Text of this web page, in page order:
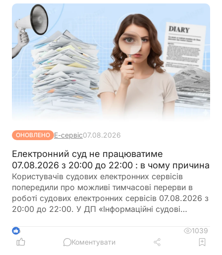
ОНОВЛЕНО Е-сервіс07.08.2026
Електронний суд не працюватиме
07.08.2026 з 20:00 до 22:00 : в чому причина
Користувачів судових електронних сервісів
попередили про можливі тимчасові перерви в
роботі судових електронних сервісів 07.08.2026 з
20:00 до 22:00. У ДП «Інформаційні судові
час планування роботи із сервісами
6
1039
Коментувати